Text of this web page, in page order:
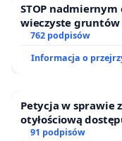
STOP
wieczyste gruntów
ogrody działkowe.
762 podpisów
Informacja o
Petycja w sprawie
otyłościową
oraz programów
91 podpisów